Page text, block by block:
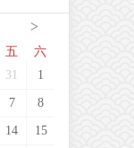
>
五 六
31 1
7 8
14 15